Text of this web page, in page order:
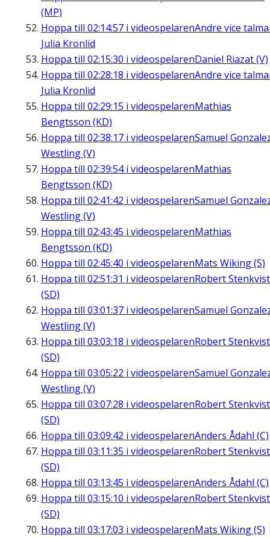
(MP)
Hoppa till 02:14:57 i videospelarenAndre vice
Julia Kronlid
Hoppa till 02:15:30 i videospelarenDaniel Riazat (V)
Hoppa till 02:28:18 i videospelarenAndre vice
Julia Kronlid
Hoppa till 02:29:15 i videospelarenMathias
Bengtsson (KD)
Hoppa till 02:38:17 i videospelarenSamuel
Westling (V)
Hoppa till 02:39:54i videospelarenMathias
Bengtsson (KD)
Hoppa till 02:41:42 i videospelarenSamuel
Westling (V)
Hoppa till 02:43:45 i videospelarenMathias
Bengtsson (KD)
Hoppa till 02:45:40 i videospelarenMats Wiking (S)
Hoppa till 02:51:31 i videospelarenRobert Stenkvist
(SD)
Hoppa till 03:01:37 i videospelarenSamuel
Westling (V)
Hoppa till 03:03:18 i videospelarenRobert Stenkvist
(SD)
Hoppa till 03:05:22 i videospelarenSamuel
Westling (V)
Hoppa till 03:07:28 i videospelarenRobert Stenkvist
(SD)
Hoppa till 03:09:42 i videospelarenAnders Ådahl (C)
Hoppa till 03:11:35 i videospelarenRobert Stenkvist
(SD)
Hoppa till 03:13:45 i videospelarenAnders Ådahl (C)
Hoppa till 03:15:10 i videospelarenRobert Stenkvist
(SD)
Hoppa till 03:17:03 i videospelarenMats Wiking (S)